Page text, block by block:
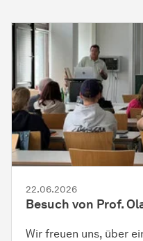
22.06.2026
Besuch von Prof.
Wir freuen uns, über